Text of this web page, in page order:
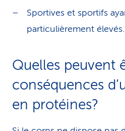
Sportives et sportifs
particulièrement élevés.
Quelles peuvent
conséquences
en protéines?